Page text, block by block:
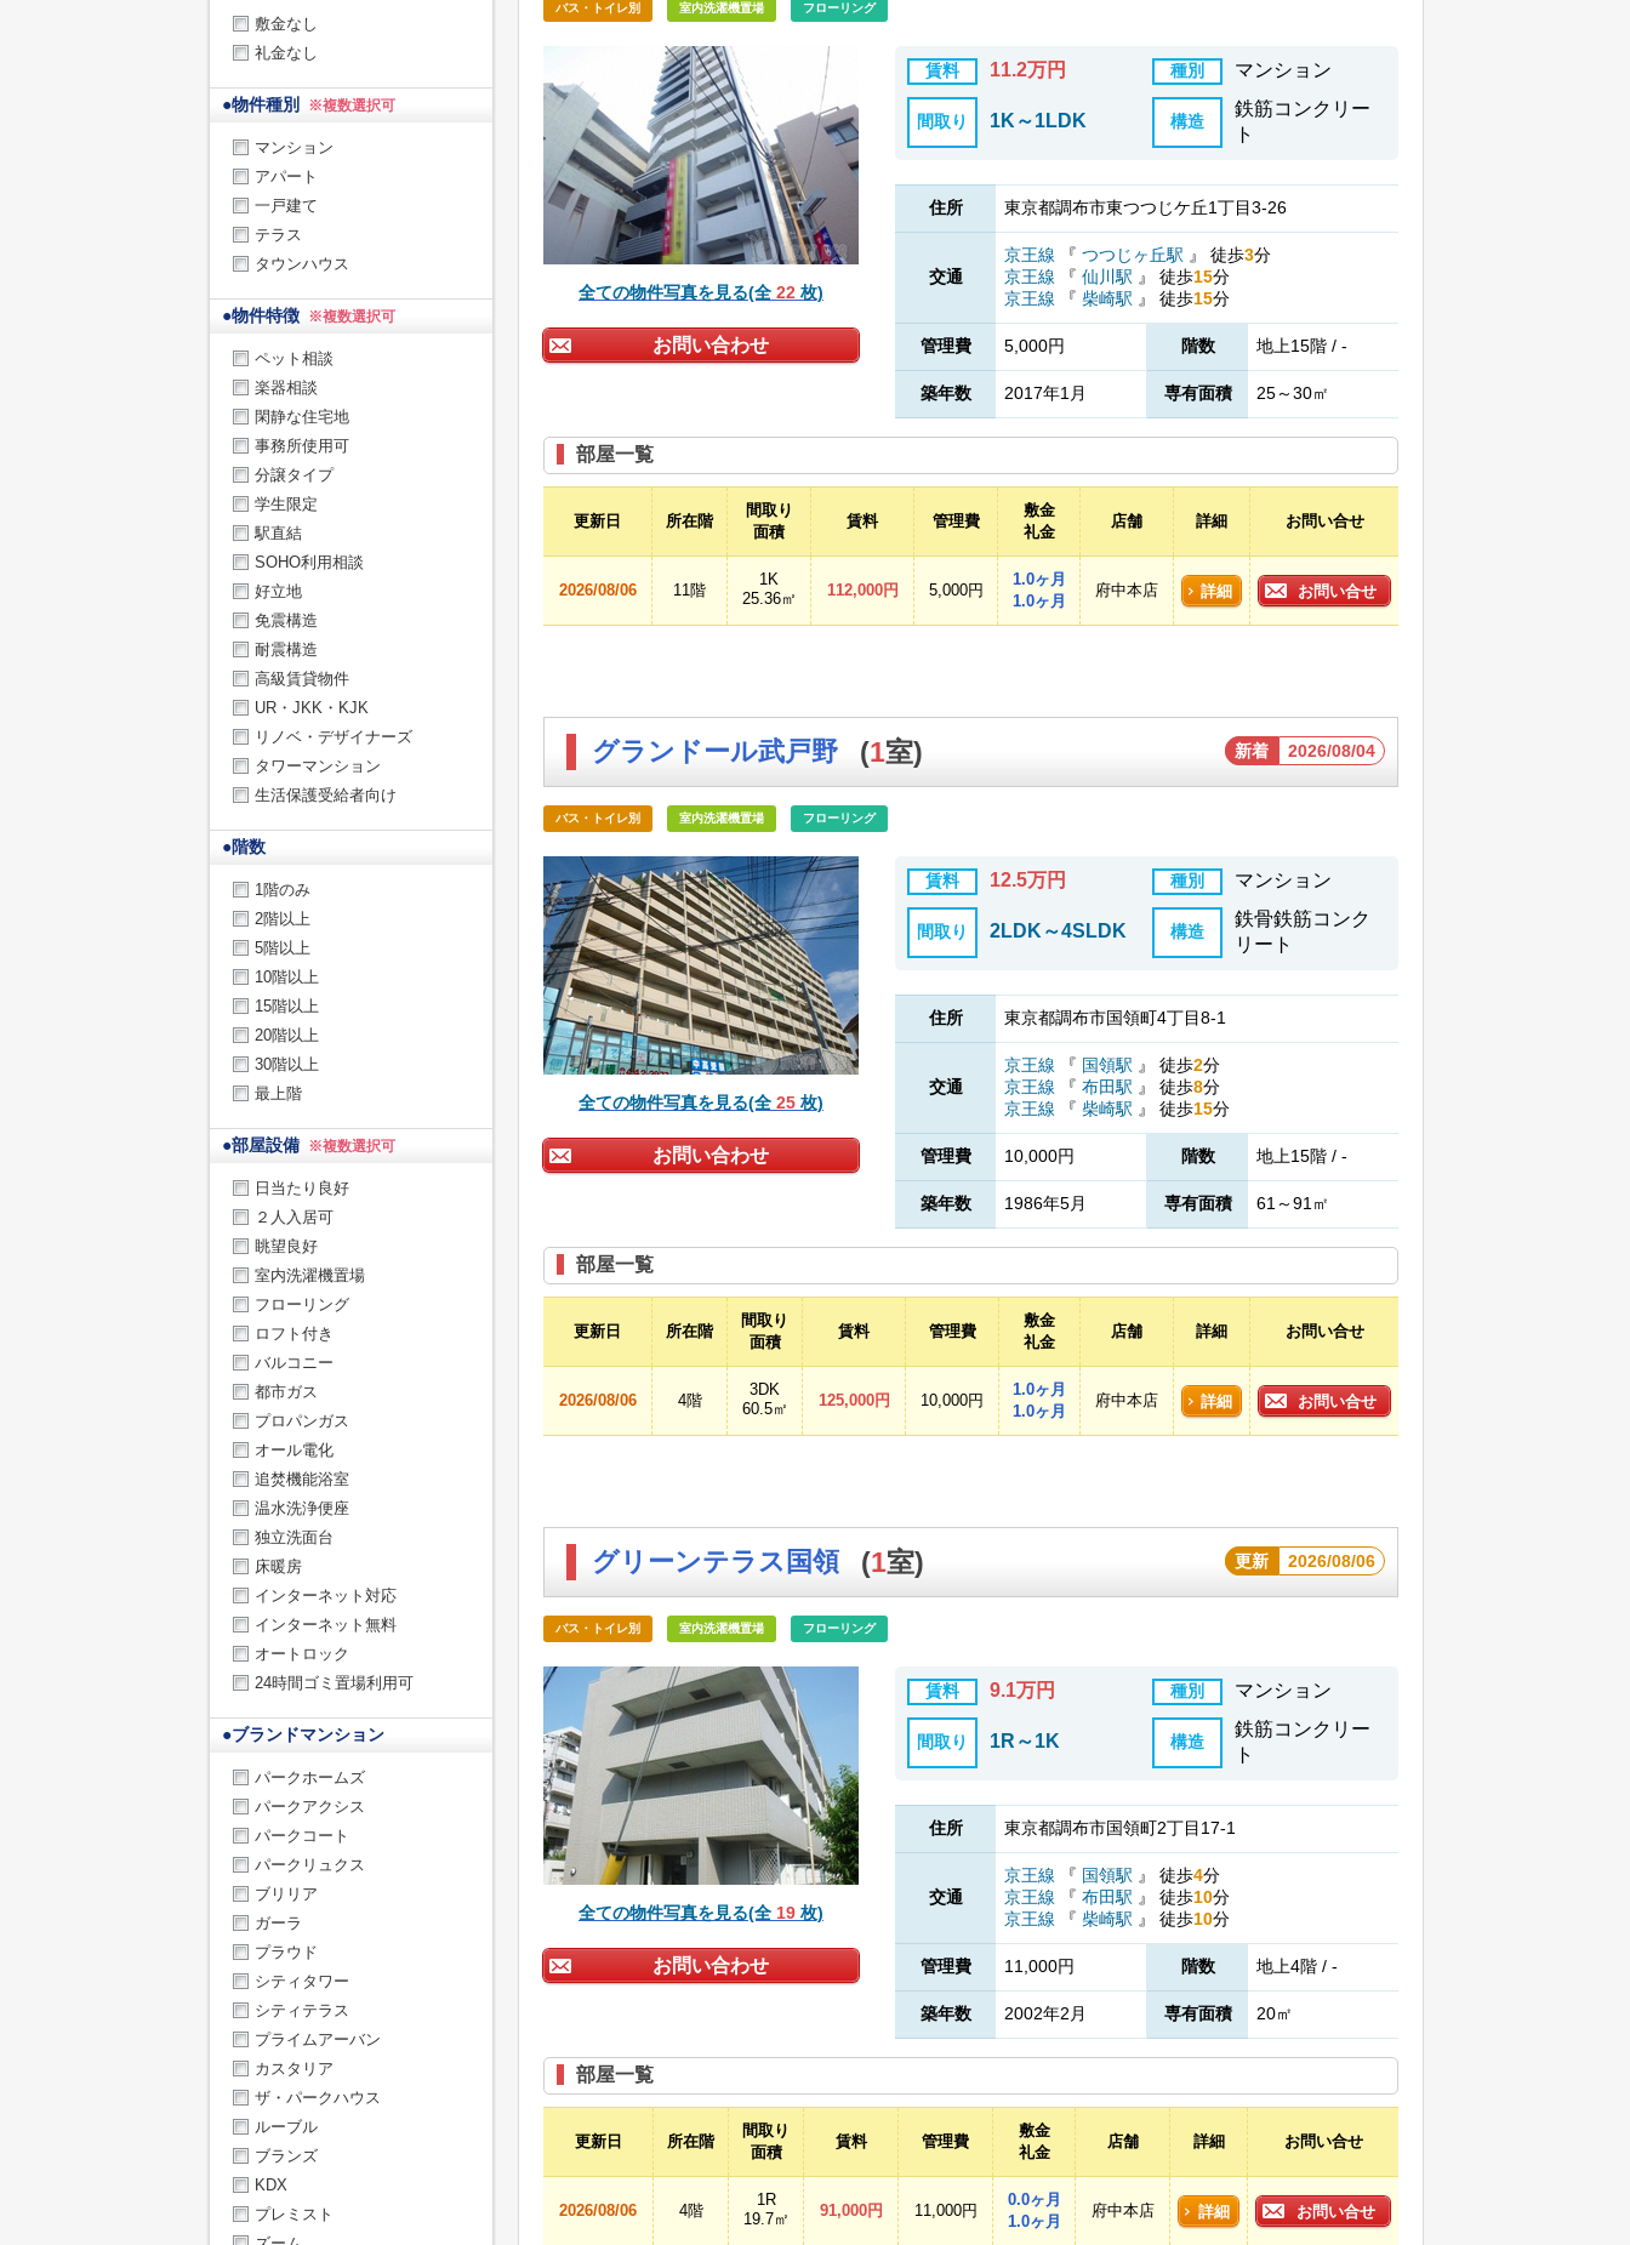
バス・トイレ別 室内洗濯機置場 フローリング
全ての物件写真を見る(全 22 枚)
お問い合わせ
賃料 11.2万円 種別 マンション
間取り 1K～1LDK 構造
鉄筋コンクリー
ト
住所 東京都調布市東つつじケ丘1丁目3-26
交通
京王線 『 つつじヶ丘駅 』 徒歩3分
京王線
『 仙川駅 』 徒歩15分
京王線
『 柴崎駅 』 徒歩15分
管理費 5,000円 階数 地上15階 / -
築年数 2017年1月 専有面積 25～30㎡
部屋一覧
更新日 所在階
間取り
面積
賃料 管理費
敷金
礼金
店舗 詳細 お問い合せ
2026/08/06 11階
1K
25.36㎡
112,000円 5,000円
1.0ヶ月
1.0ヶ月
府中本店 詳細 お問い合せ
グランドール武戸野 (1室) 新着 2026/08/04
バス・トイレ別 室内洗濯機置場 フローリング
全ての物件写真を見る(全 25 枚)
お問い合わせ
賃料 12.5万円 種別 マンション
間取り 2LDK～4SLDK 構造
鉄骨鉄筋コンク
リート
住所 東京都調布市国領町4丁目8-1
交通
京王線 『 国領駅 』 徒歩2分
京王線
『 布田駅 』 徒歩8分
京王線
『 柴崎駅 』 徒歩15分
管理費 10,000円 階数 地上15階 / -
築年数 1986年5月 専有面積 61～91㎡
部屋一覧
更新日 所在階
間取り
面積
賃料 管理費
敷金
礼金
店舗 詳細 お問い合せ
2026/08/06 4階
3DK
60.5㎡
125,000円 10,000円
1.0ヶ月
1.0ヶ月
府中本店 詳細 お問い合せ
グリーンテラス国領 (1室) 更新 2026/08/06
バス・トイレ別 室内洗濯機置場 フローリング
全ての物件写真を見る(全 19 枚)
お問い合わせ
賃料 9.1万円 種別 マンション
間取り 1R～1K 構造
鉄筋コンクリー
ト
住所 東京都調布市国領町2丁目17-1
交通
京王線 『 国領駅 』 徒歩4分
京王線
『 布田駅 』 徒歩10分
京王線
『 柴崎駅 』 徒歩10分
管理費 11,000円 階数 地上4階 / -
築年数 2002年2月 専有面積 20㎡
部屋一覧
更新日 所在階
間取り
面積
賃料 管理費
敷金
礼金
店舗 詳細 お問い合せ
2026/08/06 4階
1R
19.7㎡
91,000円 11,000円
0.0ヶ月
1.0ヶ月
府中本店 詳細 お問い合せ
敷金なし
礼金なし
●物件種別 ※複数選択可
マンション
アパート
一戸建て
テラス
タウンハウス
●物件特徴 ※複数選択可
ペット相談
楽器相談
閑静な住宅地
事務所使用可
分譲タイプ
学生限定
駅直結
SOHO利用相談
好立地
免震構造
耐震構造
高級賃貸物件
UR・JKK・KJK
リノベ・デザイナーズ
タワーマンション
生活保護受給者向け
●階数
1階のみ
2階以上
5階以上
10階以上
15階以上
20階以上
30階以上
最上階
●部屋設備 ※複数選択可
日当たり良好
２人入居可
眺望良好
室内洗濯機置場
フローリング
ロフト付き
バルコニー
都市ガス
プロパンガス
オール電化
追焚機能浴室
温水洗浄便座
独立洗面台
床暖房
インターネット対応
インターネット無料
オートロック
24時間ゴミ置場利用可
●ブランドマンション
パークホームズ
パークアクシス
パークコート
パークリュクス
ブリリア
ガーラ
プラウド
シティタワー
シティテラス
プライムアーバン
カスタリア
ザ・パークハウス
ルーブル
ブランズ
KDX
プレミスト